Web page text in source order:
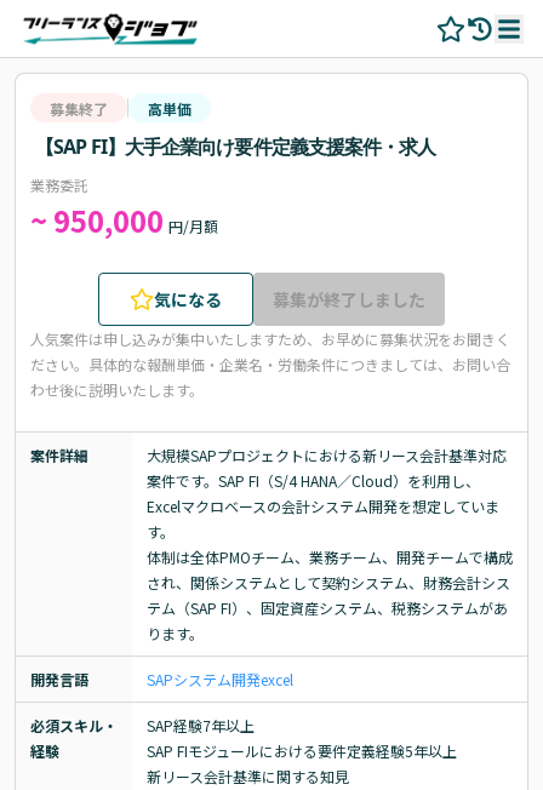
募集終了 高単価
【SAP FI】大手企業向け要件定義支援案件・求人
業務委託
~ 950,000 円/月額
気になる 募集が終了しました
人気案件は申し込みが集中いたしますため、お早めに募集状況をお聞きく
ださい。 具体的な報酬単価・企業名・労働条件につきましては、お問い合
わせ後に説明いたします。
案件詳細
大規模SAPプロジェクトにおける新リース会計基準対応
案件です。SAP FI（S/4 HANA／Cloud）を利用し、
Excelマクロベースの会計システム開発を想定していま
す。
体制は全体PMOチーム、業務チーム、開発チームで構成
され、関係システムとして契約システム、財務会計シス
テム（SAP FI）、固定資産システム、税務システムがあ
ります。
開発言語 SAPシステム開発excel
必須スキル・
経験
SAP経験7年以上
SAP FIモジュールにおける要件定義経験5年以上
新リース会計基準に関する知見